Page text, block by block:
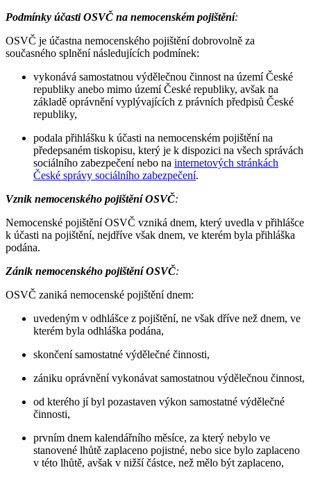
Podmínky účasti OSVČ na nemocenském pojištění:
OSVČ je účastna nemocenského pojištění dobrovolně za
současného splnění následujících podmínek:
vykonává samostatnou výdělečnou činnost na území České
republiky anebo mimo území České republiky, avšak na
základě oprávnění vyplývajících z právních předpisů České
republiky,
podala přihlášku k účasti na nemocenském pojištění na
předepsaném tiskopisu, který je k dispozici na všech správách
sociálního zabezpečení nebo na internetových stránkách
České správy sociálního zabezpečení.
Vznik nemocenského pojištění OSVČ:
Nemocenské pojištění OSVČ vzniká dnem, který uvedla v přihlášce
k účasti na pojištění, nejdříve však dnem, ve kterém byla přihláška
podána.
Zánik nemocenského pojištění OSVČ:
OSVČ zaniká nemocenské pojištění dnem:
uvedeným v odhlášce z pojištění, ne však dříve než dnem, ve
kterém byla odhláška podána,
skončení samostatné výdělečné činnosti,
zániku oprávnění vykonávat samostatnou výdělečnou činnost,
od kterého jí byl pozastaven výkon samostatné výdělečné
činnosti,
prvním dnem kalendářního měsíce, za který nebylo ve
stanovené lhůtě zaplaceno pojistné, nebo sice bylo zaplaceno
v této lhůtě, avšak v nižší částce, než mělo být zaplaceno,